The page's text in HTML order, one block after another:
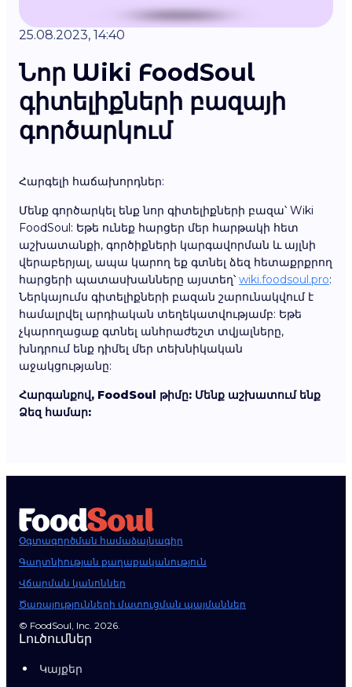
25.08.2023, 14:40
Նոր Wiki FoodSoul
գիտելիքների բազայի
գործարկում
Հարգելի հաճախորդներ:
Մենք գործարկել ենք նոր գիտելիքների բազա՝ Wiki
FoodSoul: Եթե ունեք հարցեր մեր հարթակի հետ
աշխատանքի, գործիքների կարգավորման և այլնի
վերաբերյալ, ապա կարող եք գտնել ձեզ հետաքրքրող
հարցերի պատասխանները այստեղ՝ wiki.foodsoul.pro:
Ներկայումս գիտելիքների բազան շարունակվում է
համալրվել արդիական տեղեկատվությամբ: Եթե
չկարողացաք գտնել անհրաժեշտ տվյալները,
խնդրում ենք դիմել մեր տեխնիկական
աջակցությանը:
Հարգանքով, FoodSoul թիմը: Մենք աշխատում ենք
Ձեզ համար:
Օգտագործման համաձայնագիր
Գաղտնիության քաղաքականություն
Վճարման կանոններ
Ծառայությունների մատուցման պայմաններ
© FoodSoul, Inc. 2026.
Լուծումներ
Կայքեր